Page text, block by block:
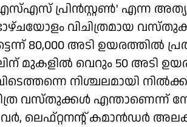
പ്രിന്‍സ്റ്റണ്‍' എന്ന
വിചിത്രമായ
80,000 അടി ഉയരത്തില്‍
മുകളില്‍ വെറും 50 അടി
നിശ്ചലമായി
വസ്തുക്കള്‍ എന്താണെന്ന്
ലെഫ്റ്റനന്റ് കമാന്‍ഡര്‍